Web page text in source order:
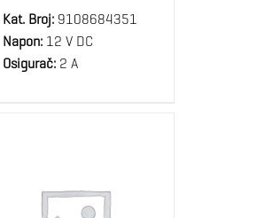
Kat. Broj:9108684351
Napon:12 V DC
Osigurač:2 A